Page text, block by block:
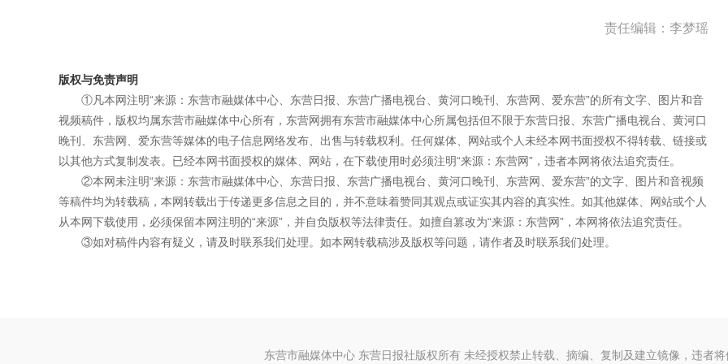
责任编辑：李梦瑶
版权与免责声明
①凡本网注明“来源：东营市融媒体中心、东营日报、东营广播电视台、黄河口晚刊、东营网、爱东营”的所有文字、图片和音
视频稿件，版权均属东营市融媒体中心所有，东营网拥有东营市融媒体中心所属包括但不限于东营日报、东营广播电视台、黄河口
晚刊、东营网、爱东营等媒体的电子信息网络发布、出售与转载权利。任何媒体、网站或个人未经本网书面授权不得转载、链接或
以其他方式复制发表。已经本网书面授权的媒体、网站，在下载使用时必须注明“来源：东营网”，违者本网将依法追究责任。
②本网未注明“来源：东营市融媒体中心、东营日报、东营广播电视台、黄河口晚刊、东营网、爱东营”的文字、图片和音视频
等稿件均为转载稿，本网转载出于传递更多信息之目的，并不意味着赞同其观点或证实其内容的真实性。如其他媒体、网站或个人
从本网下载使用，必须保留本网注明的“来源”，并自负版权等法律责任。如擅自篡改为“来源：东营网”，本网将依法追究责任。
③如对稿件内容有疑义，请及时联系我们处理。如本网转载稿涉及版权等问题，请作者及时联系我们处理。
东营市融媒体中心 东营日报社版权所有 未经授权禁止转载、摘编、复制及建立镜像，违者将